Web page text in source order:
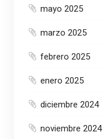
mayo 2025
marzo 2025
febrero 2025
enero 2025
diciembre 2024
noviembre 2024